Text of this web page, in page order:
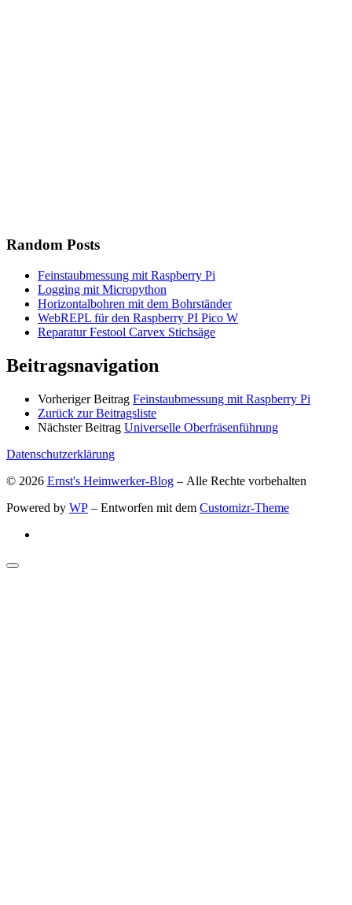
Random Posts
Feinstaubmessung mit Raspberry Pi
Logging mit Micropython
Horizontalbohren mit dem Bohrständer
WebREPL für den Raspberry PI Pico W
Reparatur Festool Carvex Stichsäge
Beitragsnavigation
Vorheriger Beitrag Feinstaubmessung mit Raspberry Pi
Zurück zur Beitragsliste
Nächster Beitrag Universelle Oberfräsenführung
Datenschutzerklärung
© 2026 Ernst's Heimwerker-Blog – Alle Rechte vorbehalten
Powered by WP – Entworfen mit dem Customizr-Theme